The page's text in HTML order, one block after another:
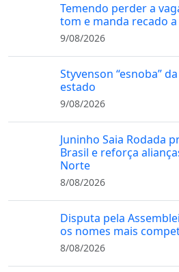
Temendo perder a
tom e manda recado a
9/08/2026
Styvenson “esnoba”
estado
9/08/2026
Juninho Saia Rodada
Brasil e reforça
Norte
8/08/2026
Disputa pela
os nomes mais
8/08/2026